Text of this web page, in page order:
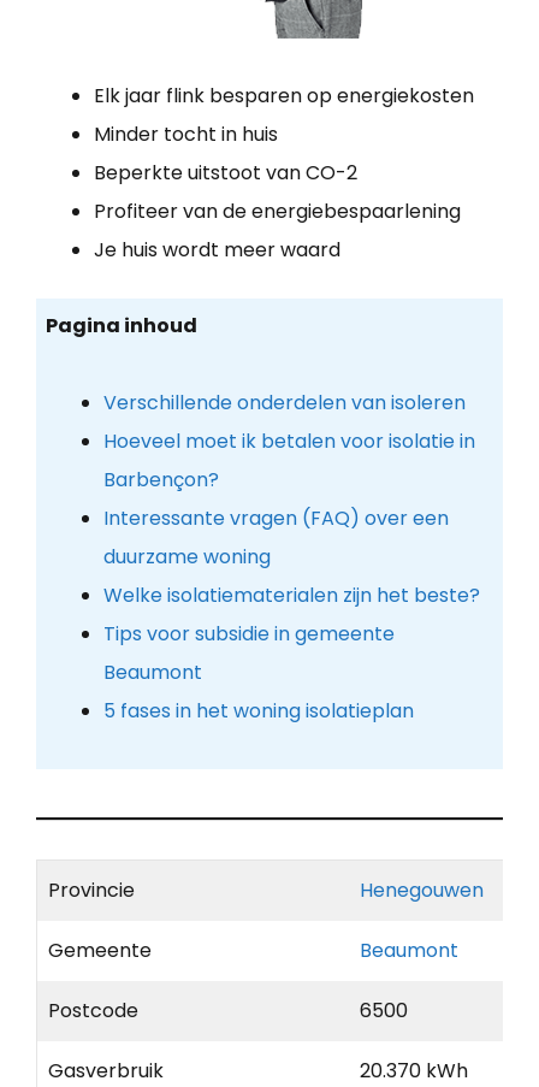
Elk jaar flink besparen op energiekosten
Minder tocht in huis
Beperkte uitstoot van CO-2
Profiteer van de energiebespaarlening
Je huis wordt meer waard
Pagina inhoud
Verschillende onderdelen van isoleren
Hoeveel moet ik betalen voor isolatie in
Barbençon?
Interessante vragen (FAQ) over een
duurzame woning
Welke isolatiematerialen zijn het beste?
Tips voor subsidie in gemeente
Beaumont
5 fases in het woning isolatieplan
Provincie Henegouwen
Gemeente Beaumont
Postcode 6500
Gasverbruik 20.370 kWh